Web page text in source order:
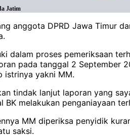
Jatim
anggota DPRD Jawa Timur
dalam proses pemeriksaan
pada tanggal 2 September
istrinya yakni MM.
tindak lanjut laporan yang
melakukan penganiayaan
MM diperiksa penyidik
saksi.